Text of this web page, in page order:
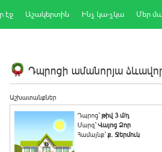
էջ Աշակերտին Ինչ կա-չկա Մեր
Դպրոցի ամանորյա
Աշխատանքներ
Դպրոց`թիվ 3 մ/դ
Մարզ`Վայոց Ձոր
Համայնք`ք. Ջերմուկ